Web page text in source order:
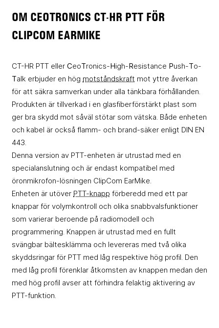
OM CEOTRONICS CT-HR PTT FÖR
CLIPCOM EARMIKE
CT-HR PTT eller CeoTronics-High-Resistance Push-To-
Talk erbjuder en hög motståndskraft mot yttre åverkan
för att säkra samverkan under alla tänkbara förhållanden.
Produkten är tillverkad i en glasfiberförstärkt plast som
ger bra skydd mot såväl stötar som vätska. Både enheten
och kabel är också flamm- och brand-säker enligt DIN EN
443.
Denna version av PTT-enheten är utrustad med en
specialanslutning och är endast kompatibel med
öronmikrofon-lösningen ClipCom EarMike.
Enheten är utöver PTT-knapp förberedd med ett par
knappar för volymkontroll och olika snabbvalsfunktioner
som varierar beroende på radiomodell och
programmering. Knappen är utrustad med en fullt
svängbar bältesklämma och levereras med två olika
skyddsringar för PTT med låg respektive hög profil. Den
med låg profil förenklar åtkomsten av knappen medan den
med hög profil avser att förhindra felaktig aktivering av
PTT-funktion.